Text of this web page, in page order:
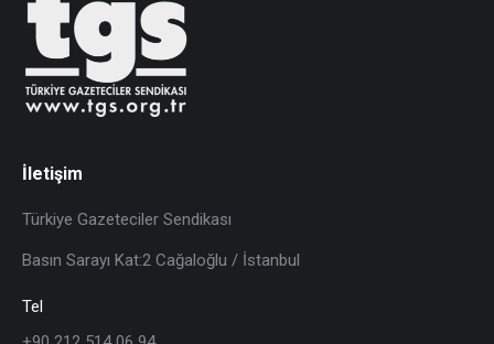
İletişim
Türkiye Gazeteciler Sendikası
Basın Sarayı Kat:2 Cağaloğlu / İstanbul
Tel